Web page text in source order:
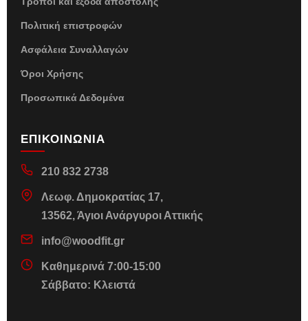
Πολιτική επιστροφών
Ασφάλεια Συναλλαγών
Όροι Χρήσης
Προσωπικά Δεδομένα
ΕΠΙΚΟΙΝΩΝΙΑ
210 832 2738
Λεωφ. Δημοκρατίας 17,
13562, Άγιοι Ανάργυροι Αττικής
info@woodfit.gr
Καθημερινά 7:00-15:00
Σάββατο: Κλειστά